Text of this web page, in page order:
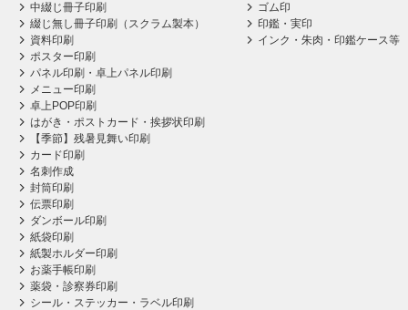
中綴じ冊子印刷
綴じ無し冊子印刷（スクラム製本）
資料印刷
ポスター印刷
パネル印刷・卓上パネル印刷
メニュー印刷
卓上POP印刷
はがき・ポストカード・挨拶状印刷
【季節】残暑見舞い印刷
カード印刷
名刺作成
封筒印刷
伝票印刷
ダンボール印刷
紙袋印刷
紙製ホルダー印刷
お薬手帳印刷
薬袋・診察券印刷
シール・ステッカー・ラベル印刷
ゴム印
印鑑・実印
インク・朱肉・印鑑ケース等